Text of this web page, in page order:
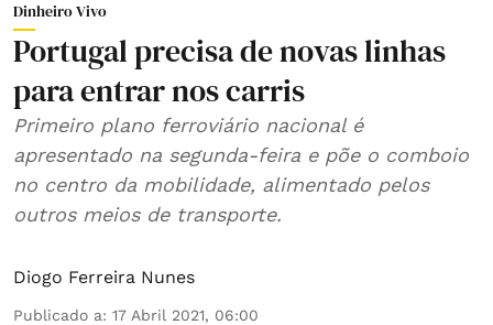
Dinheiro Vivo
Portugal precisa de novas linhas
para entrar nos carris
Primeiro plano ferroviário nacional é
apresentado na segunda-feira e põe o comboio
no centro da mobilidade, alimentado pelos
outros meios de transporte.
Diogo Ferreira Nunes
Publicado a: 17 Abril 2021, 06:00